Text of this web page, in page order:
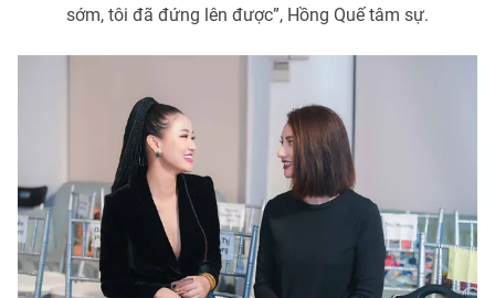
sớm, tôi đã đứng lên được”, Hồng Quế tâm sự.